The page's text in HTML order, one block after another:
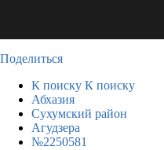
Поделиться
К поиску К поиску
Абхазия
Сухумский район
Агудзера
№2250581